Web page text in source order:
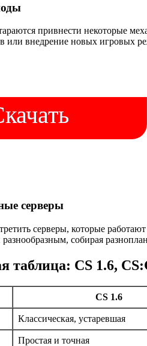
привнести некоторые
или внедрение новых игровых
серверы
серверы, которые
собирая
таблица: CS 1.6,
CS 1.6
Классическая, устаревшая
Простая и точная